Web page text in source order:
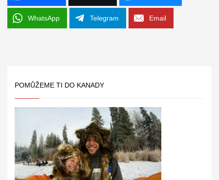
WhatsApp Telegram Email
POMŮŽEME TI DO KANADY